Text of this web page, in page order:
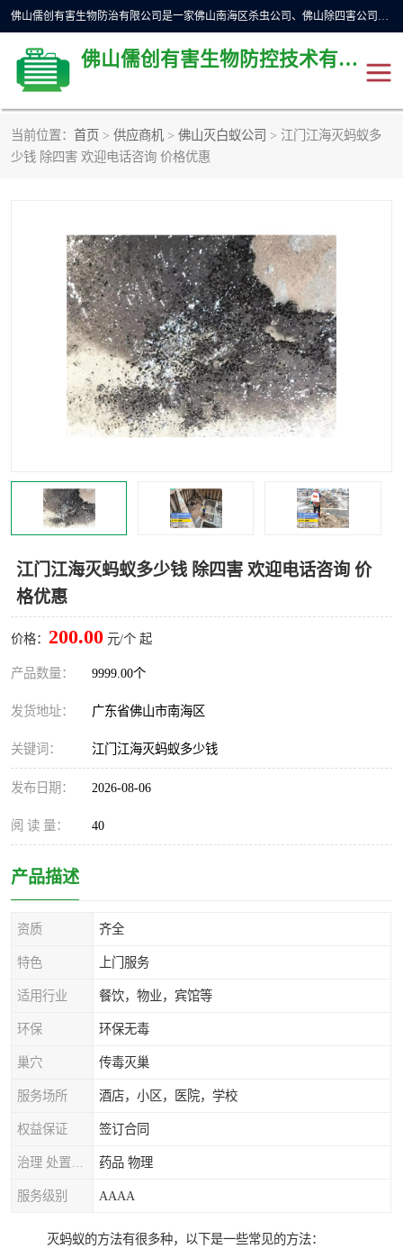
佛山儒创有害生物防治有限公司是一家佛山南海区杀虫公司、佛山除四害公司、佛山灭白蚁公司、佛山白蚁防治公司，让您远离虫害困扰。要问佛山白蚁防治哪家好？佛山儒创有害生物防治有限公司全佛山、广州，正规公司，上门勘查，可靠，售后有保障。
佛山儒创有害生物防控技术有限公司
当前位置： 首页 > 供应商机 > 佛山灭白蚁公司 > 江门江海灭蚂蚁多
少钱 除四害 欢迎电话咨询 价格优惠
江门江海灭蚂蚁多少钱 除四害 欢迎电话咨询 价
格优惠
价格： 200.00 元/个 起
产品数量： 9999.00个
发货地址： 广东省佛山市南海区
关键词： 江门江海灭蚂蚁多少钱
发布日期： 2026-08-06
阅 读 量： 40
产品描述
资质 齐全
特色 上门服务
适用行业 餐饮，物业，宾馆等
环保 环保无毒
巢穴 传毒灭巢
服务场所 酒店，小区，医院，学校
权益保证 签订合同
药品 物理
服务级别 AAAA
灭蚂蚁的方法有很多种，以下是一些常见的方法：
除四害公司
佛山灭白蚁公司 佛山杀虫公司
佛山除四害公司 灭鼠
灭蜱虫 消杀
灭苍蝇 灭跳蚤
灭蚊虫 灭蟑螂
害虫防治 灭杀害虫